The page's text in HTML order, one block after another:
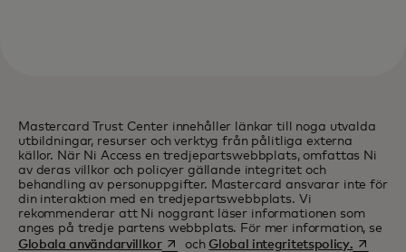
Mastercard Trust Center innehåller länkar till noga utvalda
utbildningar, resurser och verktyg från pålitliga externa
källor. När Ni Access en tredjepartswebbplats, omfattas Ni
av deras villkor och policyer gällande integritet och
behandling av personuppgifter. Mastercard ansvarar inte för
din interaktion med en tredjepartswebbplats. Vi
rekommenderar att Ni noggrant läser informationen som
anges på tredje partens webbplats. För mer information, se
Globala användarvillkoropens in a new tab
och Global integritetspolicy. opens